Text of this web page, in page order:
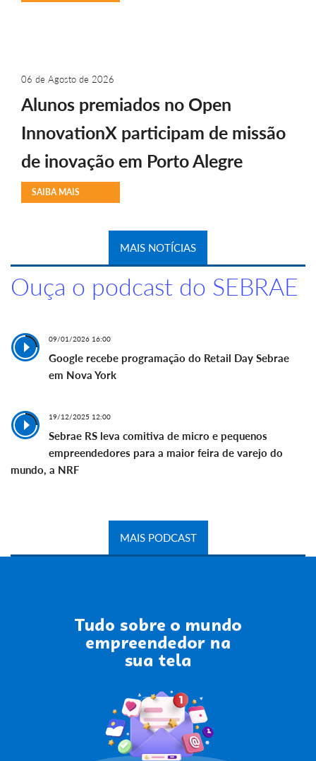
06 de Agosto de 2026
Alunos premiados no Open
InnovationX participam de missão
de inovação em Porto Alegre
SAIBA MAIS
MAIS NOTÍCIAS
Ouça o podcast do SEBRAE
09/01/2026 16:00
Google recebe programação do Retail Day Sebrae
em Nova York
19/12/2025 12:00
Sebrae RS leva comitiva de micro e pequenos
empreendedores para a maior feira de varejo do
mundo, a NRF
MAIS PODCAST